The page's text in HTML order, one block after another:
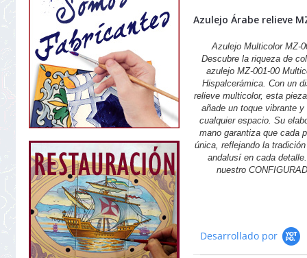
Azulejo Árabe relieve
Azulejo Multicolor MZ-
Descubre la riqueza de
azulejo MZ-001-00
Hispalcerámica. Con un
relieve multicolor, esta
añade un toque vibrante y
cualquier espacio. Su
mano garantiza que cada
única, reflejando la
andalusí en cada
nuestro
Desarrollado por